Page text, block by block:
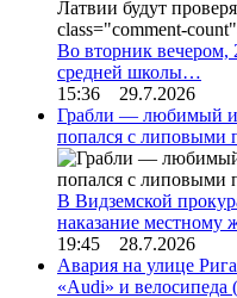
Во вторник вечером,
средней школы…
15:36 29.7.2026
Грабли — любимый
попался с липовыми
В Видземской
наказание
19:45 28.7.2026
Авария на улице
«Audi» и велосипеда